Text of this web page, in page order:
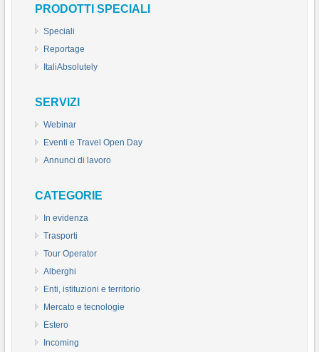
PRODOTTI SPECIALI
Speciali
Reportage
ItaliAbsolutely
SERVIZI
Webinar
Eventi e Travel Open Day
Annunci di lavoro
CATEGORIE
In evidenza
Trasporti
Tour Operator
Alberghi
Enti, istituzioni e territorio
Mercato e tecnologie
Estero
Incoming